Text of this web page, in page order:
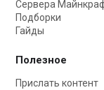
Сервера
Подборки
Гайды
Полезное
Прислать контент